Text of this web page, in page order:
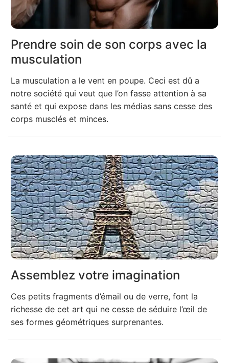
Prendre soin de son corps avec la
musculation
La musculation a le vent en poupe. Ceci est dû a
notre société qui veut que l’on fasse attention à sa
santé et qui expose dans les médias sans cesse des
corps musclés et minces.
Assemblez votre imagination
Ces petits fragments d’émail ou de verre, font la
richesse de cet art qui ne cesse de séduire l’œil de
ses formes géométriques surprenantes.